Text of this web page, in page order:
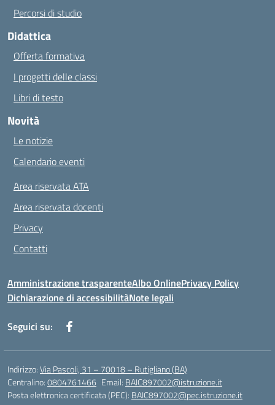
Percorsi di studio
Didattica
Offerta formativa
I progetti delle classi
Libri di testo
Novità
Le notizie
Calendario eventi
Area riservata ATA
Area riservata docenti
Privacy
Contatti
Amministrazione trasparenteAlbo OnlinePrivacy Policy
Dichiarazione di accessibilitàNote legali
Seguici su:
Indirizzo:Via Pascoli, 31 – 70018 – Rutigliano (BA)
Centralino:0804761466 Email: BAIC897002@istruzione.it
Posta elettronica certificata (PEC): BAIC897002@pec.istruzione.it